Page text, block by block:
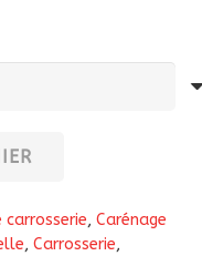
carrosserie, Carénage
, Carrosserie,